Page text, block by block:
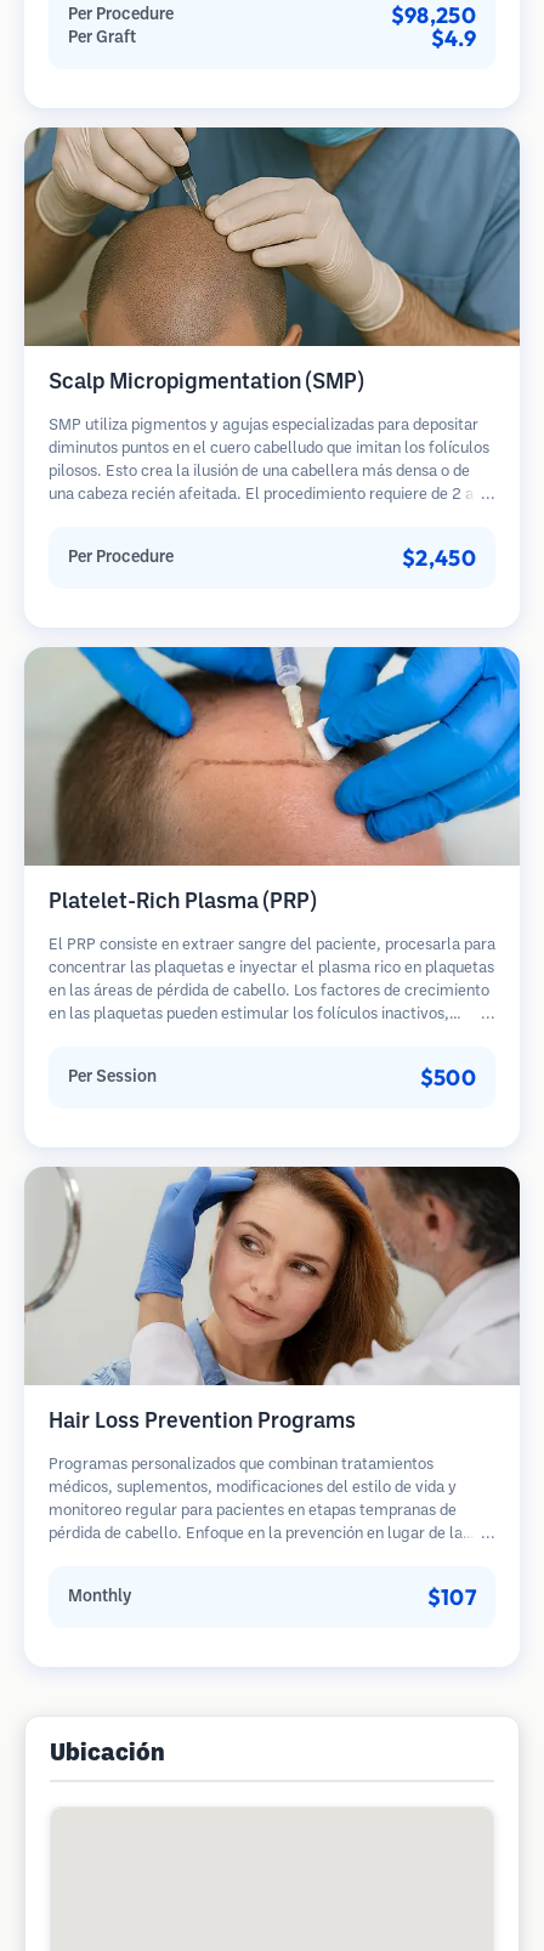
Per Procedure $98,250
Per Graft $4.9
Scalp Micropigmentation (SMP)
SMP utiliza pigmentos y agujas especializadas para depositar
diminutos puntos en el cuero cabelludo que imitan los folículos
pilosos. Esto crea la ilusión de una cabellera más densa o de
una cabeza recién afeitada. El procedimiento requiere de 2 a 4
Per Procedure $2,450
Platelet-Rich Plasma (PRP)
El PRP consiste en extraer sangre del paciente, procesarla para
concentrar las plaquetas e inyectar el plasma rico en plaquetas
en las áreas de pérdida de cabello. Los factores de crecimiento
en las plaquetas pueden estimular los folículos inactivos,
sesiones.
Per Session $500
Hair Loss Prevention Programs
Programas personalizados que combinan tratamientos
médicos, suplementos, modificaciones del estilo de vida y
monitoreo regular para pacientes en etapas tempranas de
pérdida de cabello. Enfoque en la prevención en lugar de la
Monthly $107
Ubicación